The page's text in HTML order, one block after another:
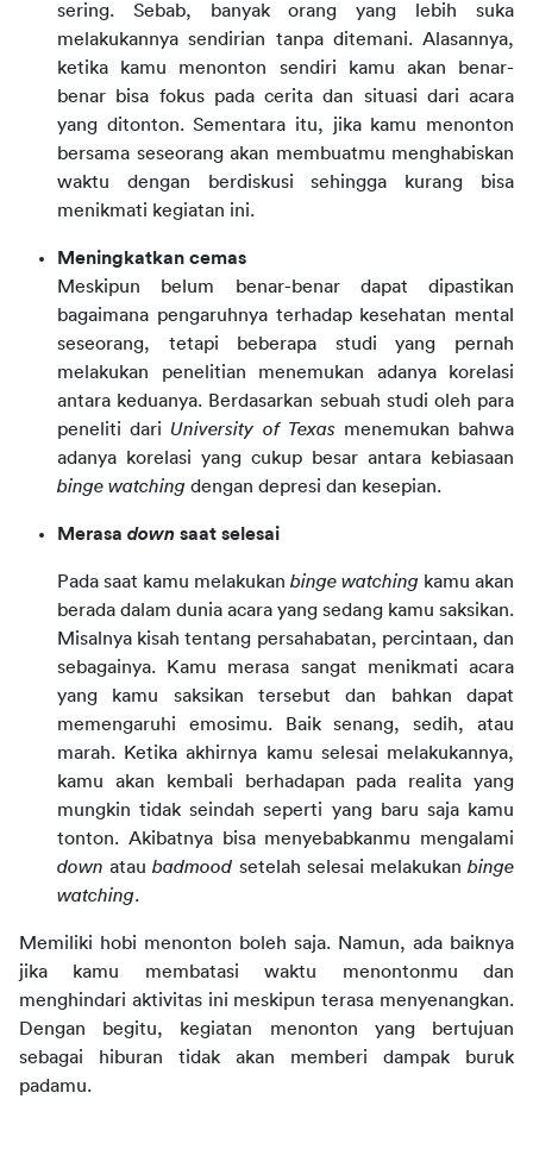
sering. Sebab, banyak orang yang lebih suka
melakukannya sendirian tanpa ditemani. Alasannya,
ketika kamu menonton sendiri kamu akan benar-
benar bisa fokus pada cerita dan situasi dari acara
yang ditonton. Sementara itu, jika kamu menonton
bersama seseorang akan membuatmu menghabiskan
waktu dengan berdiskusi sehingga kurang bisa
menikmati kegiatan ini.
Meningkatkan cemas
Meskipun belum benar-benar dapat dipastikan
bagaimana pengaruhnya terhadap kesehatan mental
seseorang, tetapi beberapa studi yang pernah
melakukan penelitian menemukan adanya korelasi
antara keduanya. Berdasarkan sebuah studi oleh para
peneliti dari University of Texasmenemukan bahwa
adanya korelasi yang cukup besar antara kebiasaan
binge watching dengan depresi dan kesepian.
Merasa down saat selesai
Pada saat kamu melakukan binge watching kamu akan
berada dalam dunia acara yang sedang kamu saksikan.
Misalnya kisah tentang persahabatan, percintaan, dan
sebagainya. Kamu merasa sangat menikmati acara
yang kamu saksikan tersebut dan bahkan dapat
memengaruhi emosimu. Baik senang, sedih, atau
marah. Ketika akhirnya kamu selesai melakukannya,
kamu akan kembali berhadapan pada realita yang
mungkin tidak seindah seperti yang baru saja kamu
tonton. Akibatnya bisa menyebabkanmu mengalami
down ataubadmood setelah selesai melakukanbinge
watching.
Memiliki hobi menonton boleh saja. Namun, ada baiknya
jika kamu membatasi waktu menontonmu dan
menghindari aktivitas ini meskipun terasa menyenangkan.
Dengan begitu, kegiatan menonton yang bertujuan
sebagai hiburan tidak akan memberi dampak buruk
padamu.